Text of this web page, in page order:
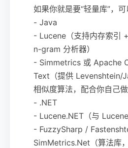
如果你就是要“轻量库”，可
- Java
- Lucene（支持内存索引
n-gram 分析器）
- Simmetrics 或 Apache
Text（提供 Levenshtein/
相似度算法，配合你自己做
- .NET
- Lucene.NET（与 Lucene
- FuzzySharp /
SimMetrics.Net（算法库